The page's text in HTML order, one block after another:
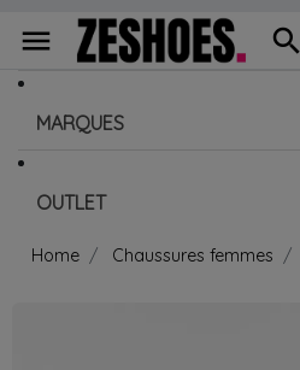
menu search
MARQUES
OUTLET
Home Chaussures femmes